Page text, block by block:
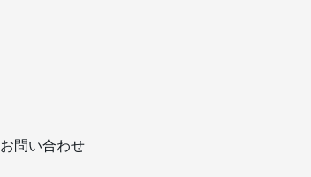
お問い合わせ